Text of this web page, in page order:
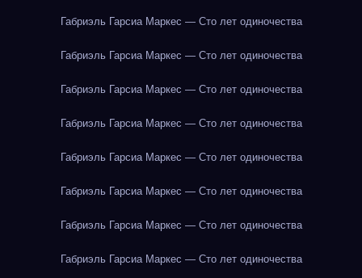
Габриэль Гарсиа Маркес — Сто лет одиночества
Габриэль Гарсиа Маркес — Сто лет одиночества
Габриэль Гарсиа Маркес — Сто лет одиночества
Габриэль Гарсиа Маркес — Сто лет одиночества
Габриэль Гарсиа Маркес — Сто лет одиночества
Габриэль Гарсиа Маркес — Сто лет одиночества
Габриэль Гарсиа Маркес — Сто лет одиночества
Габриэль Гарсиа Маркес — Сто лет одиночества